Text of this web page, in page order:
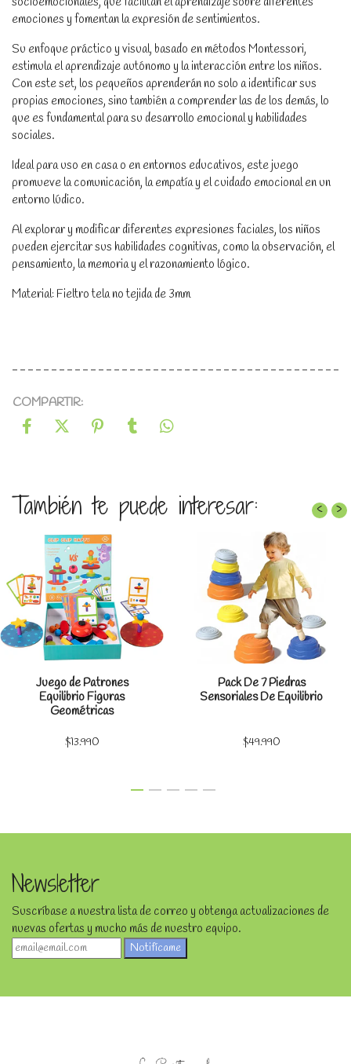
emociones y fomentan la expresión de sentimientos.
Su enfoque práctico y visual, basado en métodos Montessori,
estimula el aprendizaje autónomo y la interacción entre los niños.
Con este set, los pequeños aprenderán no solo a identificar sus
propias emociones, sino también a comprender las de los demás, lo
que es fundamental para su desarrollo emocional y habilidades
sociales.
Ideal para uso en casa o en entornos educativos, este juego
promueve la comunicación, la empatía y el cuidado emocional en un
entorno lúdico.
Al explorar y modificar diferentes expresiones faciales, los niños
pueden ejercitar sus habilidades cognitivas, como la observación, el
pensamiento, la memoria y el razonamiento lógico.
Material: Fieltro tela no tejida de 3mm
COMPARTIR:
También te puede interesar:
Juego de Patrones
Equilibrio Figuras
Geométricas
$13.990
Pack De 7 Piedras
Sensoriales De Equilibrio
$49.990
‹ ›
Newsletter
Suscríbase a nuestra lista de correo y obtenga actualizaciones de
nuevas ofertas y mucho más de nuestro equipo.
Notifícame